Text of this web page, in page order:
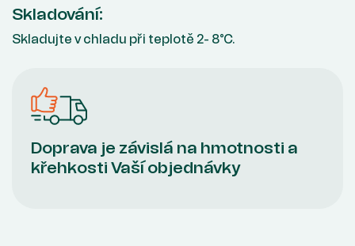
Skladování:
Skladujte v chladu při teplotě 2- 8°C.
Doprava je závislá na hmotnosti a
křehkosti Vaší objednávky